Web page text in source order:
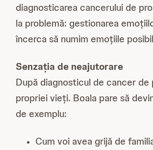
diagnosticarea cancerului de
la problemă: gestionarea
încerca să numim emoțiile
Senzația de neajutorare
După diagnosticul de cancer
propriei vieți. Boala pare să
de exemplu:
Cum voi avea grijă de